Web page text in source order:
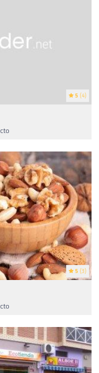
5 (4)
5 (3)